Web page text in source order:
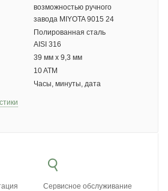
возможностью ручного
завода MIYOTA 9015 24
Полированная сталь
AISI 316
39 мм x 9,3 мм
10 ATM
Часы, минуты, дата
Сервисное обслуживание